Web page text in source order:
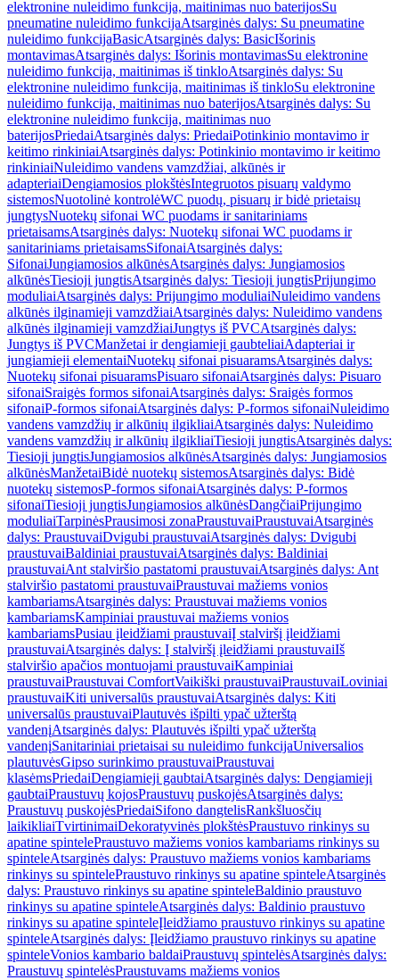
elektronine nuleidimo funkcija, maitinimas nuo baterijosSu
pneumatine nuleidimo funkcijaAtsarginės dalys: Su pneumatine
nuleidimo funkcijaBasicAtsarginės dalys: BasicIšorinis
montavimasAtsarginės dalys: Išorinis montavimasSu elektronine
nuleidimo funkcija, maitinimas iš tinkloAtsarginės dalys: Su
elektronine nuleidimo funkcija, maitinimas iš tinkloSu elektronine
nuleidimo funkcija, maitinimas nuo baterijosAtsarginės dalys: Su
elektronine nuleidimo funkcija, maitinimas nuo
baterijosPriedaiAtsarginės dalys: PriedaiPotinkinio montavimo ir
keitimo rinkiniaiAtsarginės dalys: Potinkinio montavimo ir keitimo
rinkiniaiNuleidimo vandens vamzdžiai, alkūnės ir
adapteriaiDengiamosios plokštėsIntegruotos pisuarų valdymo
sistemosNuotolinė kontrolėWC puodų, pisuarų ir bidė prietaisų
jungtysNuotekų sifonai WC puodams ir sanitariniams
prietaisamsAtsarginės dalys: Nuotekų sifonai WC puodams ir
sanitariniams prietaisamsSifonaiAtsarginės dalys:
SifonaiJungiamosios alkūnėsAtsarginės dalys: Jungiamosios
alkūnėsTiesioji jungtisAtsarginės dalys: Tiesioji jungtisPrijungimo
moduliaiAtsarginės dalys: Prijungimo moduliaiNuleidimo vandens
alkūnės ilginamieji vamzdžiaiAtsarginės dalys: Nuleidimo vandens
alkūnės ilginamieji vamzdžiaiJungtys iš PVCAtsarginės dalys:
Jungtys iš PVCManžetai ir dengiamieji gaubteliaiAdapteriai ir
jungiamieji elementaiNuotekų sifonai pisuaramsAtsarginės dalys:
Nuotekų sifonai pisuaramsPisuaro sifonaiAtsarginės dalys: Pisuaro
sifonaiSraigės formos sifonaiAtsarginės dalys: Sraigės formos
sifonaiP-formos sifonaiAtsarginės dalys: P-formos sifonaiNuleidimo
vandens vamzdžių ir alkūnių ilgikliaiAtsarginės dalys: Nuleidimo
vandens vamzdžių ir alkūnių ilgikliaiTiesioji jungtisAtsarginės dalys:
Tiesioji jungtisJungiamosios alkūnėsAtsarginės dalys: Jungiamosios
alkūnėsManžetaiBidė nuotekų sistemosAtsarginės dalys: Bidė
nuotekų sistemosP-formos sifonaiAtsarginės dalys: P-formos
sifonaiTiesioji jungtisJungiamosios alkūnėsDangčiaiPrijungimo
moduliaiTarpinėsPrausimosi zonaPraustuvaiPraustuvaiAtsarginės
dalys: PraustuvaiDvigubi praustuvaiAtsarginės dalys: Dvigubi
praustuvaiBaldiniai praustuvaiAtsarginės dalys: Baldiniai
praustuvaiAnt stalviršio pastatomi praustuvaiAtsarginės dalys: Ant
stalviršio pastatomi praustuvaiPraustuvai mažiems vonios
kambariamsAtsarginės dalys: Praustuvai mažiems vonios
kambariamsKampiniai praustuvai mažiems vonios
kambariamsPusiau įleidžiami praustuvaiĮ stalviršį įleidžiami
praustuvaiAtsarginės dalys: Į stalviršį įleidžiami praustuvaiIš
stalviršio apačios montuojami praustuvaiKampiniai
praustuvaiPraustuvai ComfortVaikiški praustuvaiPraustuvaiLoviniai
praustuvaiKiti universalūs praustuvaiAtsarginės dalys: Kiti
universalūs praustuvaiPlautuvės išpilti ypač užterštą
vandenįAtsarginės dalys: Plautuvės išpilti ypač užterštą
vandenįSanitariniai prietaisai su nuleidimo funkcijaUniversalios
plautuvėsGipso surinkimo praustuvaiPraustuvai
klasėmsPriedaiDengiamieji gaubtaiAtsarginės dalys: Dengiamieji
gaubtaiPraustuvų kojosPraustuvų puskojėsAtsarginės dalys:
Praustuvų puskojėsPriedaiSifono dangtelisRankšluosčių
laikikliaiTvirtinimaiDekoratyvinės plokštėsPraustuvo rinkinys su
apatine spintelePraustuvo mažiems vonios kambariams rinkinys su
spinteleAtsarginės dalys: Praustuvo mažiems vonios kambariams
rinkinys su spintelePraustuvo rinkinys su apatine spinteleAtsarginės
dalys: Praustuvo rinkinys su apatine spinteleBaldinio praustuvo
rinkinys su apatine spinteleAtsarginės dalys: Baldinio praustuvo
rinkinys su apatine spinteleĮleidžiamo praustuvo rinkinys su apatine
spinteleAtsarginės dalys: Įleidžiamo praustuvo rinkinys su apatine
spinteleVonios kambario baldaiPraustuvų spintelėsAtsarginės dalys:
Praustuvų spintelėsPraustuvams mažiems vonios